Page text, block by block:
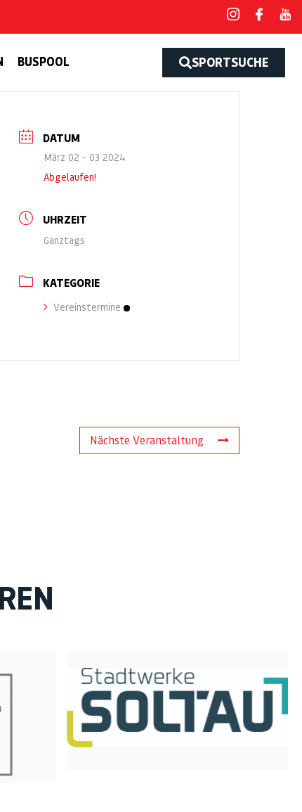
BUSPOOL
SPORTSUCHE
DATUM
März 02 - 03 2024
Abgelaufen!
UHRZEIT
Ganztags
KATEGORIE
Vereinstermine
Nächste Veranstaltung